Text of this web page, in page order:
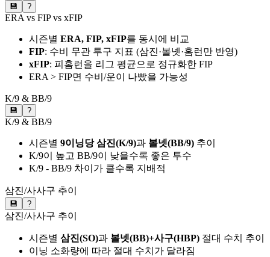
💾 ?
ERA vs FIP vs xFIP
시즌별 ERA, FIP, xFIP를 동시에 비교
FIP: 수비 무관 투구 지표 (삼진·볼넷·홈런만 반영)
xFIP: 피홈런을 리그 평균으로 정규화한 FIP
ERA > FIP면 수비/운이 나빴을 가능성
K/9 & BB/9
💾 ?
K/9 & BB/9
시즌별 9이닝당 삼진(K/9)과 볼넷(BB/9) 추이
K/9이 높고 BB/9이 낮을수록 좋은 투수
K/9 - BB/9 차이가 클수록 지배적
삼진/사사구 추이
💾 ?
삼진/사사구 추이
시즌별 삼진(SO)과 볼넷(BB)+사구(HBP) 절대 수치 추이
이닝 소화량에 따라 절대 수치가 달라짐